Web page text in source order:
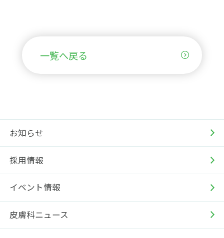
お知らせ
採用情報
イベント情報
皮膚科ニュース
一覧へ戻る